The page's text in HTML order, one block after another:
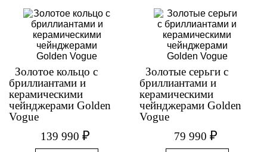
Золотое кольцо с
бриллиантами и
керамическими
чейнджерами Golden
Vogue
139 990₽
Золотые серьги с
бриллиантами и
керамическими
чейнджерами Golden
Vogue
79 990 ₽